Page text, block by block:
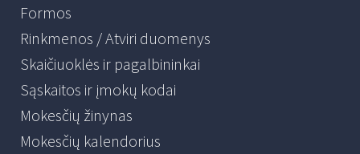
Formos
Rinkmenos / Atviri duomenys
Skaičiuoklės ir pagalbininkai
Sąskaitos ir įmokų kodai
Mokesčių žinynas
Mokesčių kalendorius